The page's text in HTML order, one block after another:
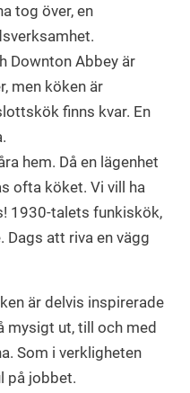
tog över, en
Downton Abbey är
men köken är
finns kvar. En
hem. Då en lägenhet
ofta köket. Vi vill ha
1930-talets funkiskök,
Dags att riva en vägg
är delvis inspirerade
mysigt ut, till och med
Som i verkligheten
på jobbet.